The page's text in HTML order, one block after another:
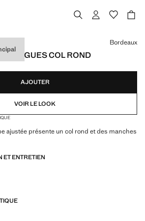
LONGUES COL ROND
Bordeaux
AJOUTER
VOIR LE LOOK
ajustée présente un col rond et des manches
ET ENTRETIEN